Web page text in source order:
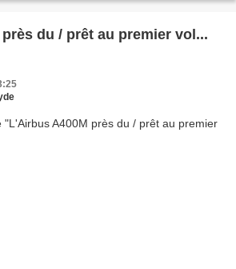
du / prêt au premier vol...